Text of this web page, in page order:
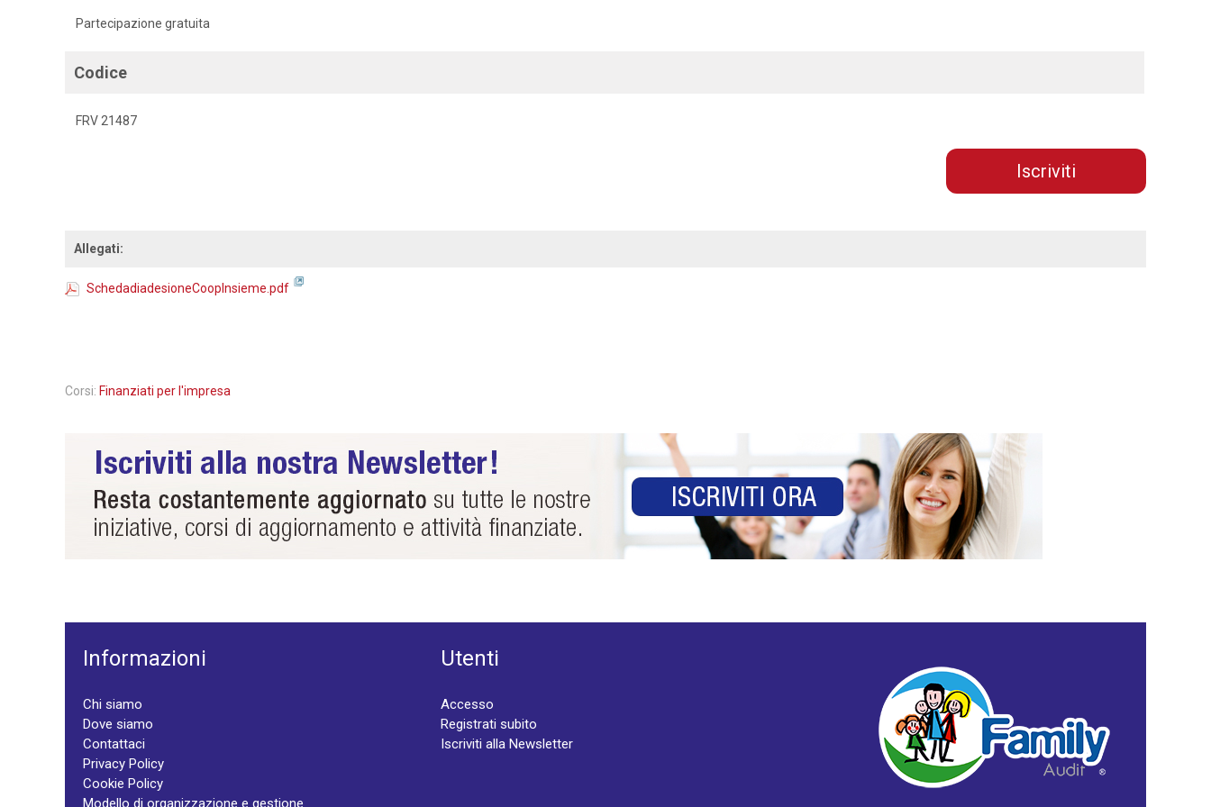
Partecipazione gratuita
Codice
FRV 21487
Iscriviti
Allegati:
SchedadiadesioneCoopInsieme.pdf
Corsi: Finanziati per l'impresa
Informazioni
Chi siamo
Dove siamo
Contattaci
Privacy Policy
Cookie Policy
Modello di organizzazione e gestione
Utenti
Accesso
Registrati subito
Iscriviti alla Newsletter